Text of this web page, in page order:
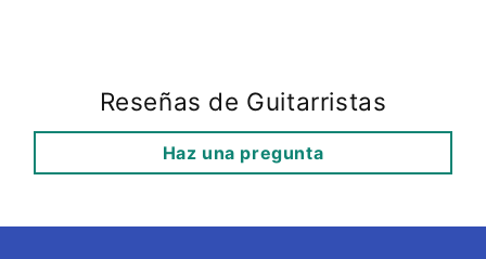
Reseñas de Guitarristas
Haz una pregunta